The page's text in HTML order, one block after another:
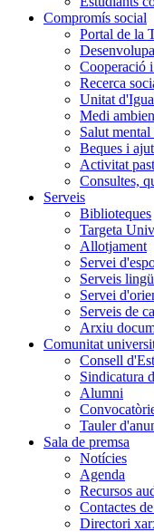
Compromís social
Portal de la
Cooperació
Recerca
Unitat
Medi
Salut mental
Beques i
Activitat
Consultes,
Serveis
Biblioteques
Targeta
Allotjament
Servei
Serveis
Servei
Serveis de
Arxiu
Comunitat
Consell
Sindicatura
Alumni
Tauler
Sala de premsa
Notícies
Agenda
Recursos
Contactes
Directori